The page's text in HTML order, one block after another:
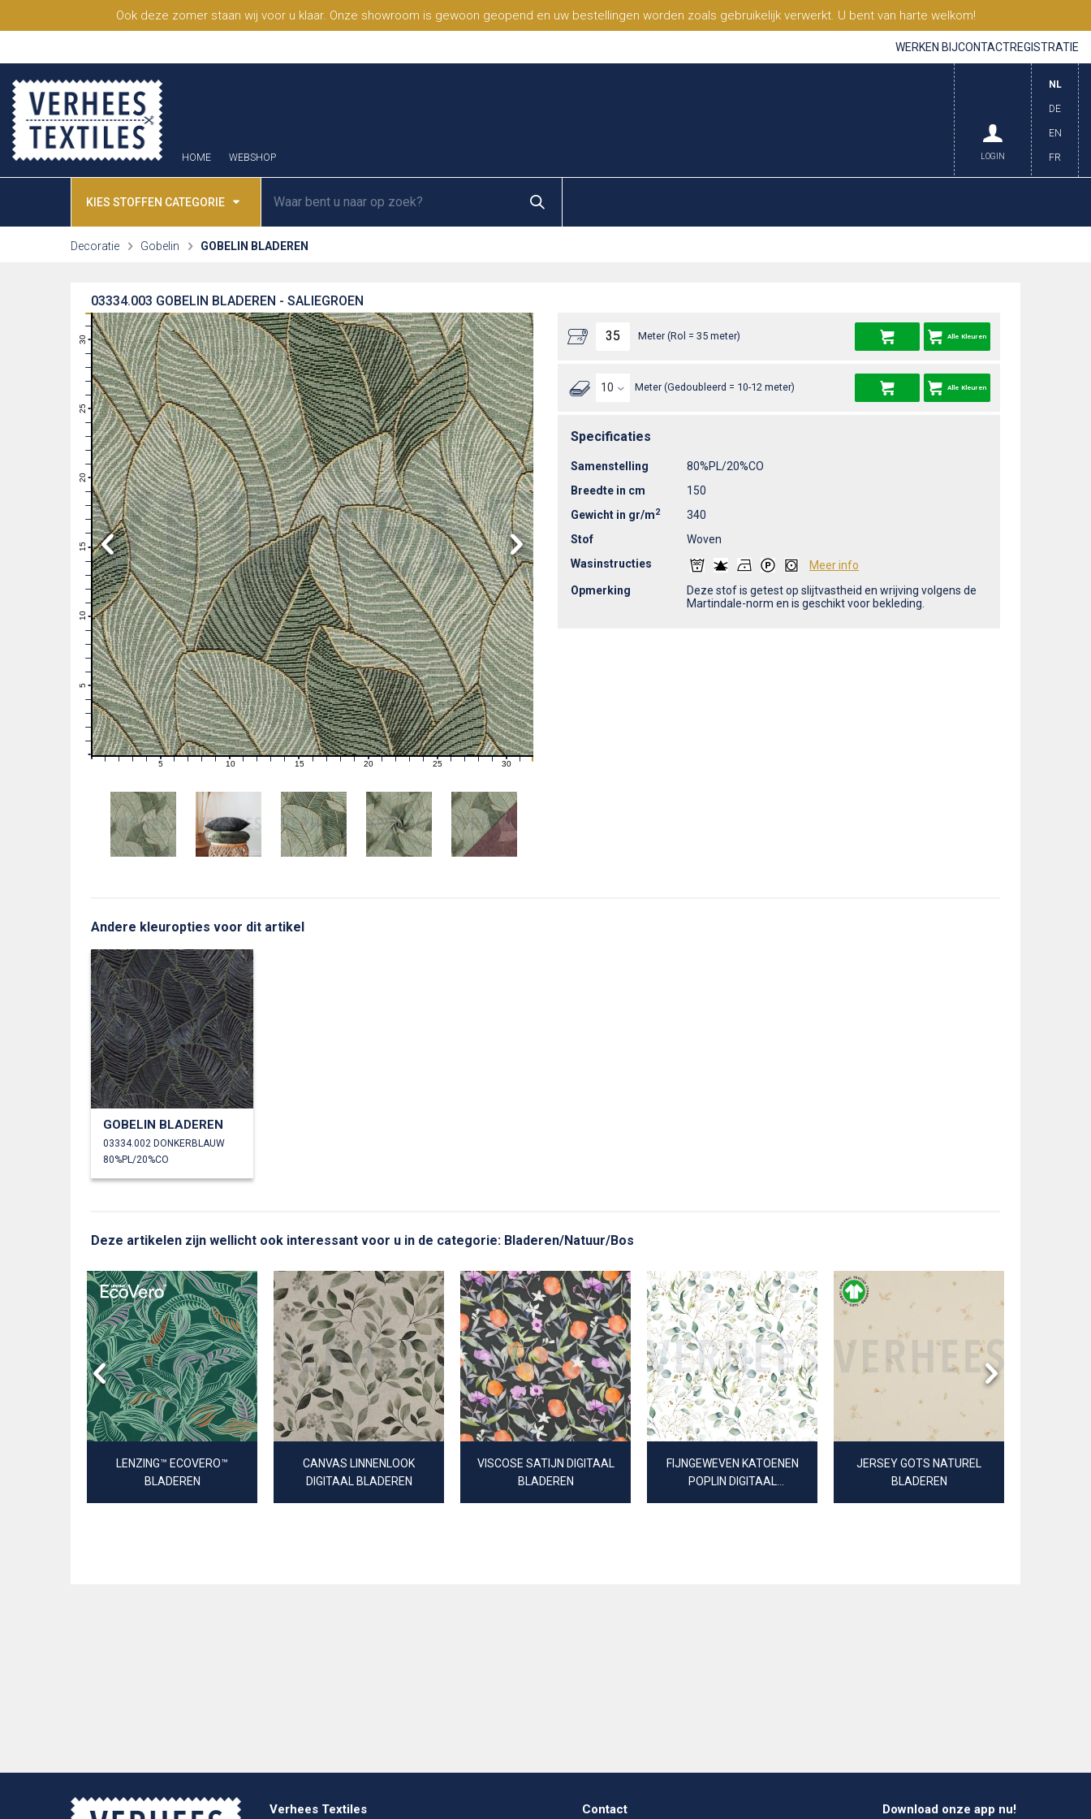
Ook deze zomer staan wij voor u klaar. Onze showroom is gewoon geopend en uw bestellingen worden zoals gebruikelijk verwerkt. U bent van harte welkom!
WERKEN BIJCONTACTREGISTRATIE
HOME WEBSHOP
NL
DE
EN
FR
LOGIN
KIES STOFFEN CATEGORIE
Decoratie Gobelin GOBELIN BLADEREN
GOBELIN BLADEREN - SALIEGROEN
03334.003
0
1
2
3
4
5
6
7
8
9
10
11
12
13
14
15
16
17
18
19
20
21
22
23
24
25
26
27
28
29
30
31
0 1 2 3 4 5 6 7 8 9 10 11 12 13 14 15 16 17 18 19 20 21 22 23 24 25 26 27 28 29 30 31
Meter (Rol = 35 meter) Alle Kleuren
Meter (Gedoubleerd = 10-12 meter) Alle Kleuren
Specificaties
Samenstelling
80%PL/20%CO
Breedte in cm
150
Gewicht in gr/m2
340
Stof
Woven
Wasinstructies
Meer info
Opmerking
Deze stof is getest op slijtvastheid en wrijving volgens de
Martindale-norm en is geschikt voor bekleding.
Andere kleuropties voor dit artikel
GOBELIN BLADEREN
03334.002 DONKERBLAUW
80%PL/20%CO
Deze artikelen zijn wellicht ook interessant voor u in de categorie: Bladeren/Natuur/Bos
LENZING™ ECOVERO™
BLADEREN
CANVAS LINNENLOOK
DIGITAAL BLADEREN
VISCOSE SATIJN DIGITAAL
BLADEREN
FIJNGEWEVEN KATOENEN
POPLIN DIGITAAL
JERSEY GOTS NATUREL
BLADEREN
Verhees Textiles Contact Download onze app nu!